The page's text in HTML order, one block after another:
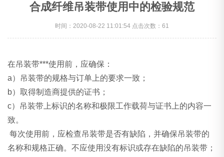
合成纤维吊装带使用中的检验规范
时间：2020-08-22 11:01:54 点击次数：61
在吊装带***使用前，应确保：
a）吊装带的规格与订单上的要求一致；
b）取得制造商提供的证书；
c）吊装带上标识的名称和极限工作载荷与证书上的内容一
致。
每次使用前，应检查吊装带是否有缺陷，并确保吊装带的
名称和规格正确。不应使用没有标识或存在缺陷的吊装带；